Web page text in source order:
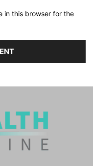
in this browser for the